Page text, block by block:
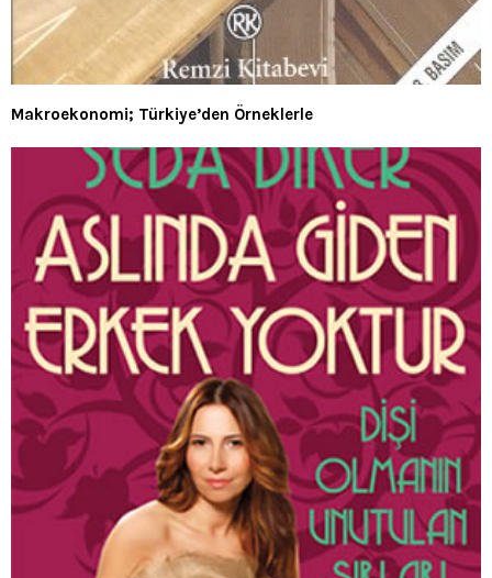
Makroekonomi; Türkiye’den Örneklerle